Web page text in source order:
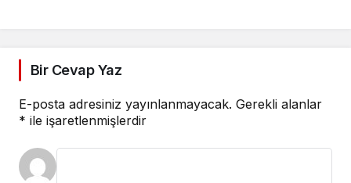
Bir Cevap Yaz
E-posta adresiniz yayınlanmayacak. Gerekli alanlar
* ile işaretlenmişlerdir